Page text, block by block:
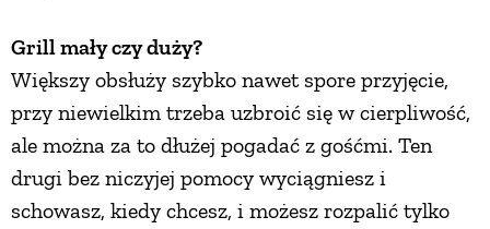
Grill mały czy duży?
Większy obsłuży szybko nawet spore przyjęcie,
przy niewielkim trzeba uzbroić się w cierpliwość,
ale można za to dłużej pogadać z gośćmi. Ten
drugi bez niczyjej pomocy wyciągniesz i
schowasz, kiedy chcesz, i możesz rozpalić tylko
PRZEPISY
ŚNIADANIA
PRZYSTAWKI